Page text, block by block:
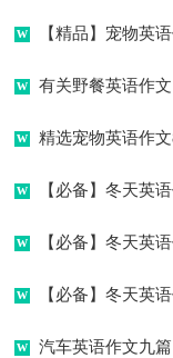
【精品】宠物英
有关野餐英语作文
精选宠物英语作
【必备】冬天英
【必备】冬天英
【必备】冬天英
汽车英语作文九篇